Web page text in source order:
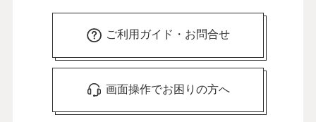
ご利用ガイド・お問合せ
画面操作でお困りの方へ